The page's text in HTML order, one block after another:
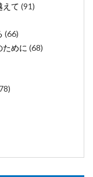
えて (91)
(66)
めに (68)